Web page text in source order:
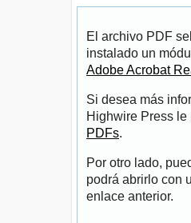
El archivo PDF
instalado un
Adobe Acrobat
Si desea más
Highwire Press
PDFs.
Por otro lado,
podrá abrirlo con
enlace anterior.